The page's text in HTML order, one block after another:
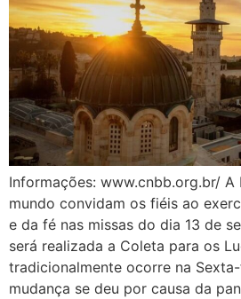
Informações: www.cnbb.org.br/ A
mundo convidam os fiéis ao
e da fé nas missas do dia 13 de
será realizada a Coleta para os
tradicionalmente ocorre na
mudança se deu por causa da